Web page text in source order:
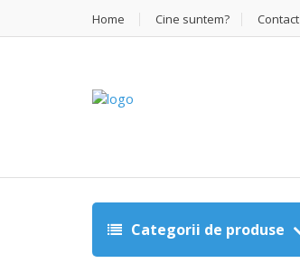
Home Cine suntem? Contact
Categorii de produse